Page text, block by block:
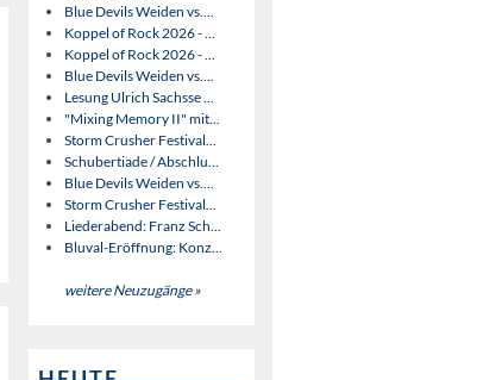
Blue Devils Weiden vs....
Koppel of Rock 2026 - ...
Koppel of Rock 2026 - ...
Blue Devils Weiden vs....
Lesung Ulrich Sachsse ...
"Mixing Memory II" mit...
Storm Crusher Festival...
Schubertiade / Abschlu...
Blue Devils Weiden vs....
Storm Crusher Festival...
Liederabend: Franz Sch...
Bluval-Eröffnung: Konz...
weitere Neuzugänge »